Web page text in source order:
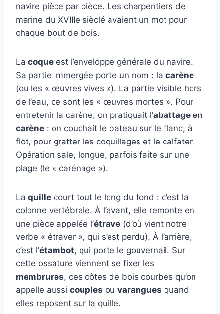
navire pièce par pièce. Les charpentiers de
marine du XVIIIe sièclé avaient un mot pour
chaque bout de bois.
La coque est l’enveloppe générale du navire.
Sa partie immergée porte un nom : la carène
(ou les « œuvres vives »). La partie visible hors
de l’eau, ce sont les « œuvres mortes ». Pour
entretenir la carène, on pratiquait l’abattage en
carène : on couchait le bateau sur le flanc, à
flot, pour gratter les coquillages et le calfater.
Opération sale, longue, parfois faite sur une
plage (le « carénage »).
La quille court tout le long du fond : c’est la
colonne vertébrale. À l’avant, elle remonte en
une pièce appelée l’étrave (d’où vient notre
verbe « étraver », qui s’est perdu). À l’arrière,
c’est l’étambot, qui porte le gouvernail. Sur
cette ossature viennent se fixer les
membrures, ces côtes de bois courbes qu’on
appelle aussi couples ou varangues quand
elles reposent sur la quille.